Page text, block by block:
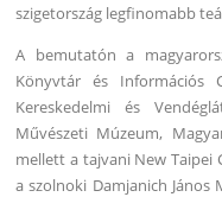
szigetország legfinomabb
A bemutatón a
Könyvtár és Információs
Kereskedelmi és
Művészeti Múzeum,
mellett a tajvani New Taipei
a szolnoki Damjanich